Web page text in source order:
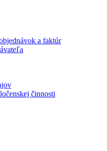
a faktúr
činnosti